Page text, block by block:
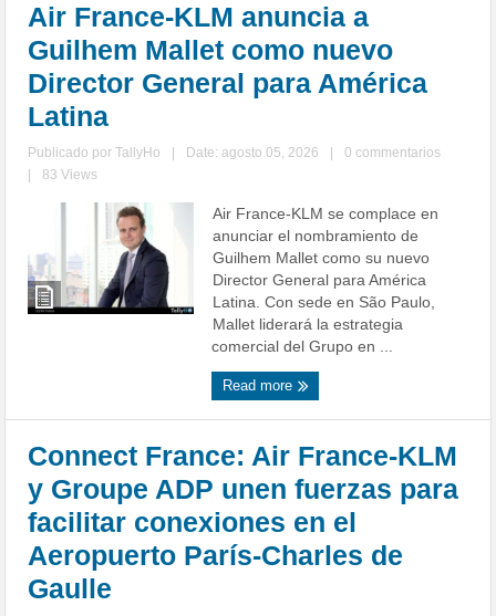
Air France-KLM anuncia a
Guilhem Mallet como nuevo
Director General para América
Latina
Publicado porTallyHo Date: agosto 05, 2026
0 commentarios
83 Views
Air France-KLM se complace en
anunciar el nombramiento de
Guilhem Mallet como su nuevo
Director General para América
Latina. Con sede en São Paulo,
Mallet liderará la estrategia
comercial del Grupo en ...
Read more
Connect France: Air France-KLM
y Groupe ADP unen fuerzas para
facilitar conexiones en el
Aeropuerto París-Charles de
Gaulle